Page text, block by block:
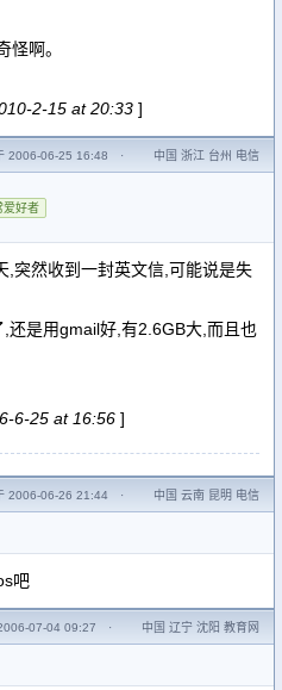
啊。
2-15 at 20:33 ]
2006-06-25 16:48 · 中国 浙江 台州 电信
爱好者
,突然收到一封英文信,可能说是失
还是用gmail好,有2.6GB大,而且也
6-25 at 16:56 ]
2006-06-26 21:44 · 中国 云南 昆明 电信
吧
07-04 09:27 · 中国 辽宁 沈阳 教育网